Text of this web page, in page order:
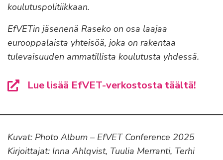
koulutuspolitiikkaan.
EfVETin jäsenenä Raseko on osa laajaa
eurooppalaista yhteisöä, joka on rakentaa
tulevaisuuden ammatillista koulutusta yhdessä.
Lue lisää EfVET-verkostosta täältä!
Kuvat: Photo Album – EfVET Conference 2025
Kirjoittajat: Inna Ahlqvist, Tuulia Merranti, Terhi